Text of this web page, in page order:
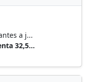
a j...
4,0 ml...